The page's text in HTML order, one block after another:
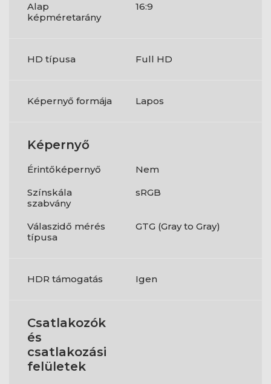
Alap
képméretarány
16:9
HD típusa Full HD
Képernyő formája Lapos
Képernyő
Érintőképernyő
Nem
Színskála
szabvány
sRGB
Válaszidő mérés
típusa
GTG (Gray to Gray)
HDR támogatás Igen
Csatlakozók
és
csatlakozási
felületek